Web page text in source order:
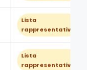
Lista
rappresentativa
Lista
rappresentativa